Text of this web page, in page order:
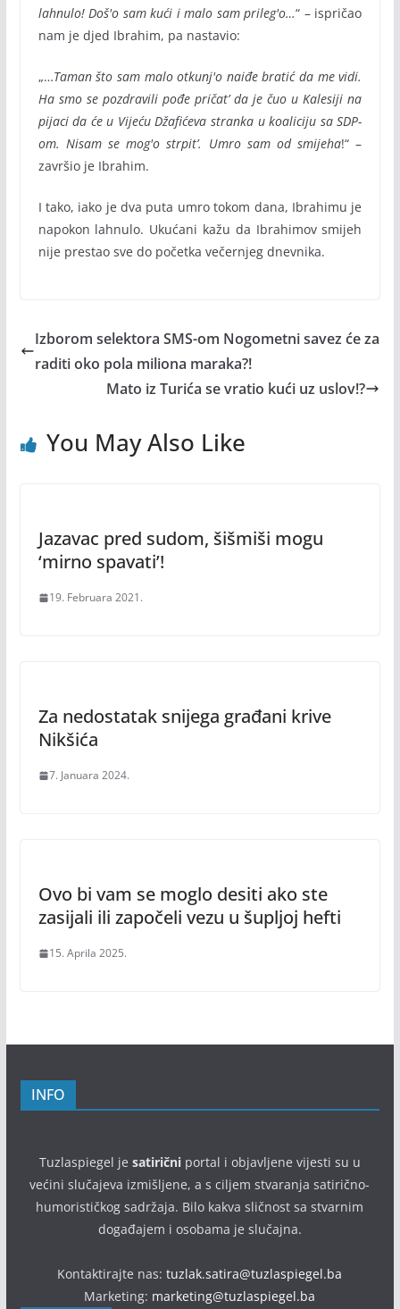
lahnulo! Doš'o sam kući i malo sam prileg'o…“ – ispričao
nam je djed Ibrahim, pa nastavio:
„…Taman što sam malo otkunj'o naiđe bratić da me vidi.
Ha smo se pozdravili pođe pričat’ da je čuo u Kalesiji na
pijaci da će u Vijeću Džafićeva stranka u koaliciju sa SDP-
om. Nisam se mog'o strpit’. Umro sam od smijeha!“ –
završio je Ibrahim.
I tako, iako je dva puta umro tokom dana, Ibrahimu je
napokon lahnulo. Ukućani kažu da Ibrahimov smijeh
nije prestao sve do početka večernjeg dnevnika.
Izborom selektora SMS-om Nogometni savez će za
raditi oko pola miliona maraka?!
Mato iz Turića se vratio kući uz uslov!?
You May Also Like
Jazavac pred sudom, šišmiši mogu
‘mirno spavati’!
19. Februara 2021.
Za nedostatak snijega građani krive
Nikšića
7. Januara 2024.
Ovo bi vam se moglo desiti ako ste
zasijali ili započeli vezu u šupljoj hefti
15. Aprila 2025.
INFO
Tuzlaspiegel je satiričniportal i objavljene vijesti su u
većini slučajeva izmišljene, a s ciljem stvaranja satirično-
humorističkog sadržaja. Bilo kakva sličnost sa stvarnim
događajem i osobama je slučajna.
Kontaktirajte nas:tuzlak.satira@tuzlaspiegel.ba
Marketing: marketing@tuzlaspiegel.ba